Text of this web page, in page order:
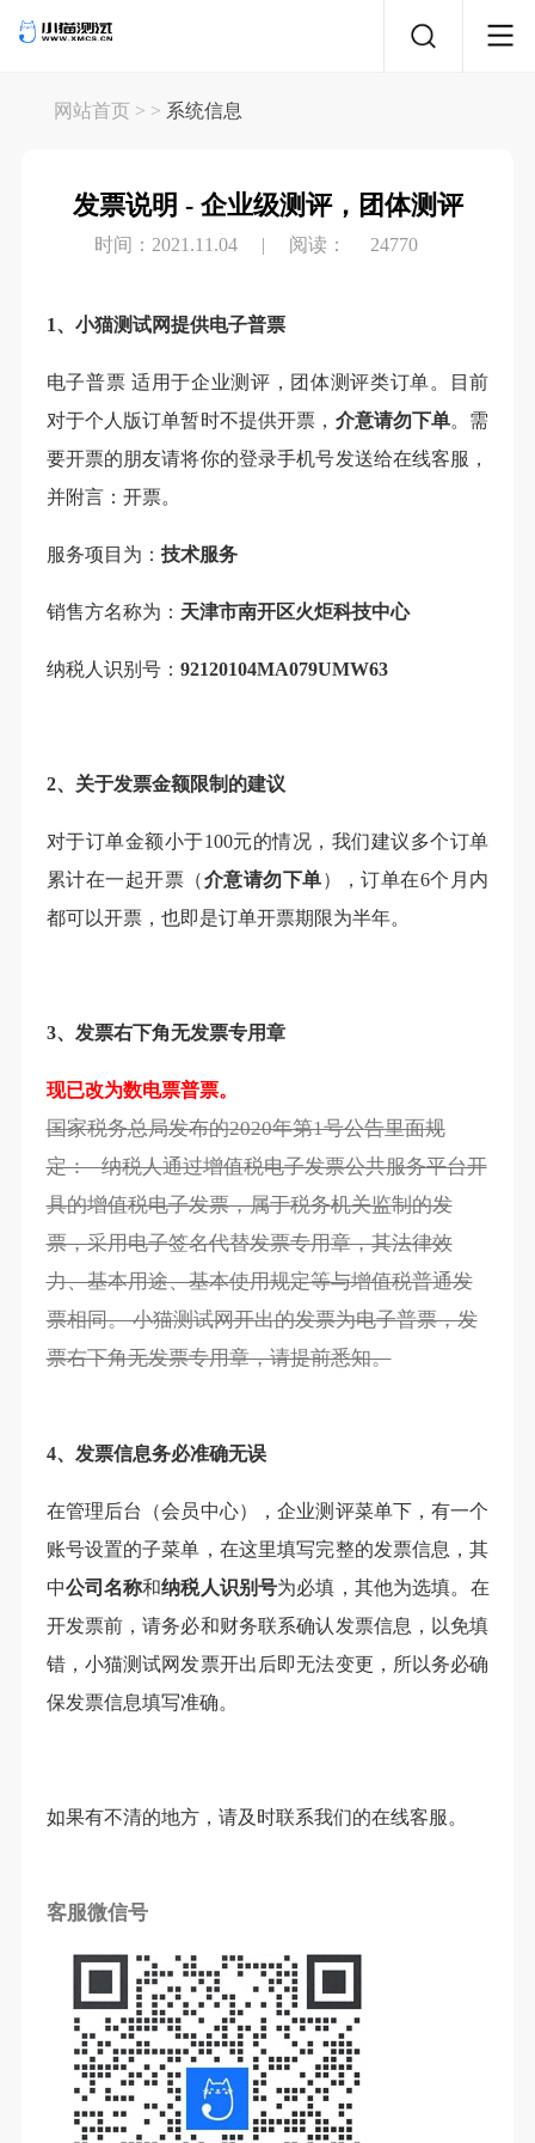
网站首页 > > 系统信息
发票说明 - 企业级测评，团体测评
时间：2021.11.04 | 阅读： 24770
1、小猫测试网提供电子普票
电子普票 适用于企业测评，团体测评类订单。目前
对于个人版订单暂时不提供开票， 介意请勿下单。需
要开票的朋友请将你的登录手机号发送给在线客服，
并附言：开票。
服务项目为： 技术服务
销售方名称为： 天津市南开区火炬科技中心
纳税人识别号： 92120104MA079UMW63
2、关于发票金额限制的建议
对于订单金额小于100元的情况，我们建议多个订单
累计在一起开票（介意请勿下单），订单在6个月内
都可以开票，也即是订单开票期限为半年。
3、发票右下角无发票专用章
现已改为数电票普票。
国家税务总局发布的2020年第1号公告里面规
定： 纳税人通过增值税电子发票公共服务平台开
具的增值税电子发票，属于税务机关监制的发
票，采用电子签名代替发票专用章，其法律效
力、基本用途、基本使用规定等与增值税普通发
票相同。 小猫测试网开出的发票为电子普票，发
票右下角无发票专用章，请提前悉知。
4、发票信息务必准确无误
在管理后台（会员中心），企业测评菜单下，有一个
账号设置的子菜单，在这里填写完整的发票信息，其
中公司名称和纳税人识别号为必填，其他为选填。在
开发票前，请务必和财务联系确认发票信息，以免填
错，小猫测试网发票开出后即无法变更，所以务必确
保发票信息填写准确。
如果有不清的地方，请及时联系我们的在线客服。
客服微信号